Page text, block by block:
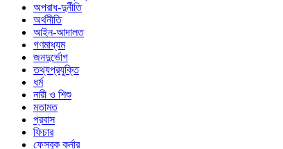
অপরাধ-দুর্নীতি
অর্থনীতি
আইন-আদালত
গণমাধ্যম
জনদুর্ভোগ
তথ্যপ্রযুক্তি
ধর্ম
নারী ও শিশু
মতামত
প্রবাস
ফিচার
ফেসবুক কর্নার